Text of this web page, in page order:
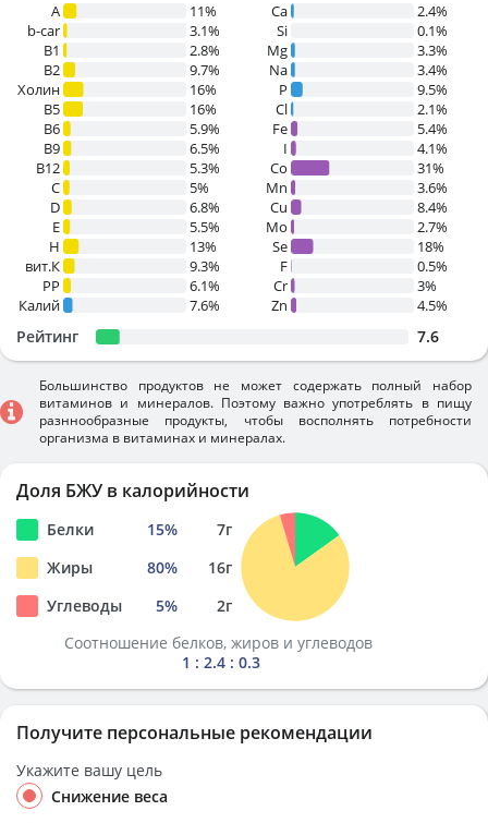
A
11%
b-car
3.1%
В1
2.8%
B2
9.7%
Холин
16%
B5
16%
B6
5.9%
B9
6.5%
B12
5.3%
C
5%
D
6.8%
E
5.5%
H
13%
вит.К
9.3%
PP
6.1%
Калий
7.6%
Ca
2.4%
Si
0.1%
Mg
3.3%
Na
3.4%
P
9.5%
Cl
2.1%
Fe
5.4%
I
4.1%
Co
31%
Mn
3.6%
Cu
8.4%
Mo
2.7%
Se
18%
F
0.5%
Cr
3%
Zn
4.5%
Рейтинг 7.6
Большинство продуктов не может содержать полный набор
витаминов и минералов. Поэтому важно употреблять в пищу
разннообразные продукты, чтобы восполнять потребности
организма в витаминах и минералах.
Доля БЖУ в калорийности
Белки 15% 7г
Жиры
80% 16г
Углеводы
5% 2г
Соотношение белков, жиров и углеводов
1 : 2.4 : 0.3
Получите персональные рекомендации
Укажите вашу цель
Снижение веса